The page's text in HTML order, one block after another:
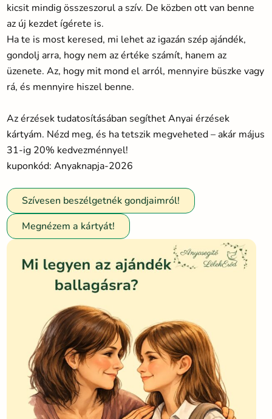
kicsit mindig összeszorul a szív. De közben ott van benne
az új kezdet ígérete is.
Ha te is most keresed, mi lehet az igazán szép ajándék,
gondolj arra, hogy nem az értéke számít, hanem az
üzenete. Az, hogy mit mond el arról, mennyire büszke vagy
rá, és mennyire hiszel benne.
Az érzések tudatosításában segíthet Anyai érzések
kártyám. Nézd meg, és ha tetszik megveheted – akár május
31-ig 20% kedvezménnyel!
kuponkód: Anyaknapja-2026
Szívesen beszélgetnék gondjaimról!
Megnézem a kártyát!